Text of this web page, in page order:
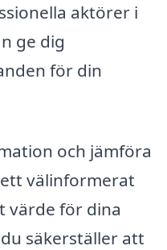
aktörer i
ge dig
för din
och jämföra
välinformerat
värde för dina
säkerställer att